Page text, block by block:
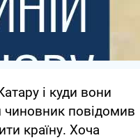
і куди вони
чиновник повідомив
країну. Хоча